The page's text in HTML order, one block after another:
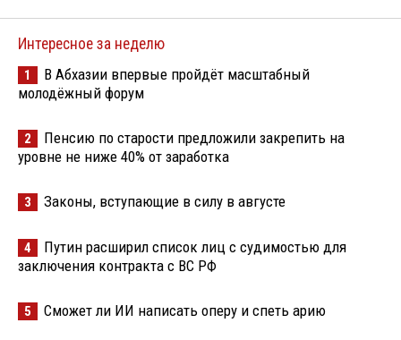
Интересное за неделю
1
В Абхазии впервые пройдёт масштабный
молодёжный форум
2
Пенсию по старости предложили закрепить на
уровне не ниже 40% от заработка
3 Законы, вступающие в силу в августе
4
Путин расширил список лиц с судимостью для
заключения контракта с ВС РФ
5 Сможет ли ИИ написать оперу и спеть арию